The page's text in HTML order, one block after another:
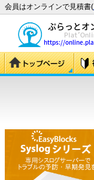
会員はオンラインで見積書(